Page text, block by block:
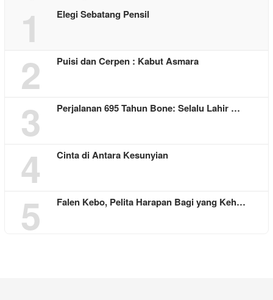
1 Elegi Sebatang Pensil
2 Puisi dan Cerpen : Kabut Asmara
3 Perjalanan 695 Tahun Bone: Selalu Lahir …
4 Cinta di Antara Kesunyian
5 Falen Kebo, Pelita Harapan Bagi yang Keh…